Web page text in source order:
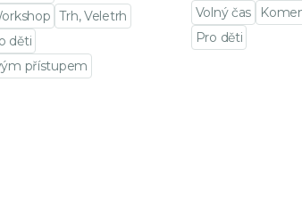
Trh, Veletrh
děti
přístupem
Volný čas
Pro děti